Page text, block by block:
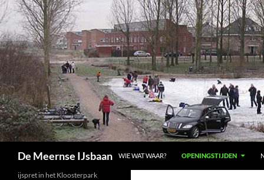
De Meernse IJsbaan
WIE WAT WAAR?
OPENINGSTIJDEN
ijspret in het Kloosterpark